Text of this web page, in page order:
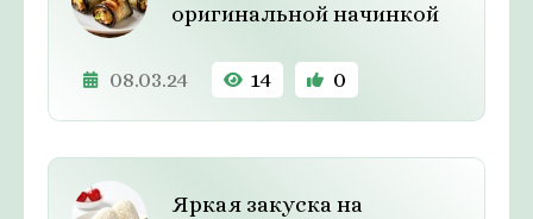
оригинальной начинкой
08.03.24 14 0
Яркая закуска на